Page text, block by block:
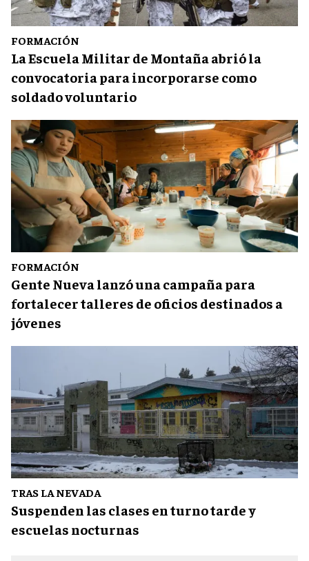
FORMACIÓN
La Escuela Militar de Montaña abrió la
convocatoria para incorporarse como
soldado voluntario
FORMACIÓN
Gente Nueva lanzó una campaña para
fortalecer talleres de oficios destinados a
jóvenes
TRAS LA NEVADA
Suspenden las clases en turno tarde y
escuelas nocturnas